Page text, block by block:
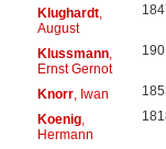
Klughardt,
August
Klussmann,
Ernst Gernot
Knorr, Iwan
Koenig,
Hermann